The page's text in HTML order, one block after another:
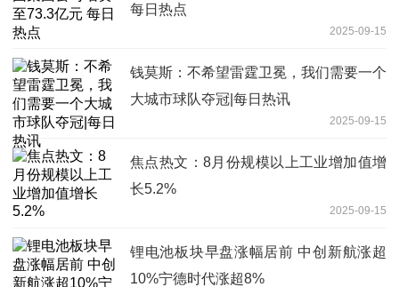
每日热点
2025-09-15
钱莫斯：不希望雷霆卫冕，我们需要一个
大城市球队夺冠|每日热讯
2025-09-15
焦点热文：8月份规模以上工业增加值增
长5.2%
2025-09-15
锂电池板块早盘涨幅居前 中创新航涨超
10%宁德时代涨超8%